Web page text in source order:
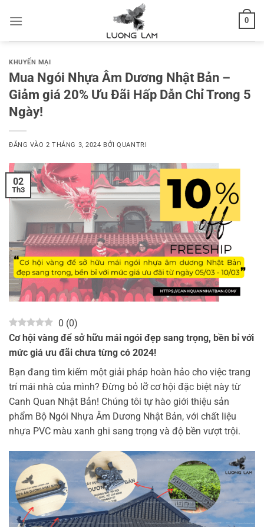
qua
0
KHUYẾN MẠI
Mua Ngói Nhựa Âm Dương Nhật Bản –
Giảm giá 20% Ưu Đãi Hấp Dẫn Chỉ Trong 5
Ngày!
ĐĂNG VÀO2 THÁNG 3, 2024 BỞIQUANTRI
02
Th3
0 (0)
Cơ hội vàng để sở hữu mái ngói đẹp sang trọng, bền bỉ với
mức giá ưu đãi chưa từng có 2024!
Bạn đang tìm kiếm một giải pháp hoàn hảo cho việc trang
trí mái nhà của mình? Đừng bỏ lỡ cơ hội đặc biệt này từ
Canh Quan Nhật Bản! Chúng tôi tự hào giới thiệu sản
phẩm Bộ Ngói Nhựa Âm Dương Nhật Bản, với chất liệu
nhựa PVC màu xanh ghi sang trọng và độ bền vượt trội.